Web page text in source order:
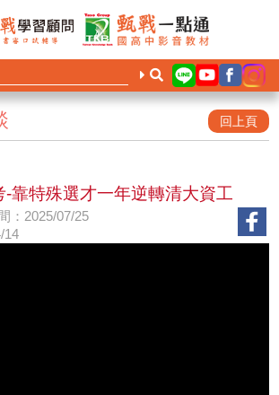
回上頁
靠特殊選才一年逆轉清大資工
：2025/07/25
14